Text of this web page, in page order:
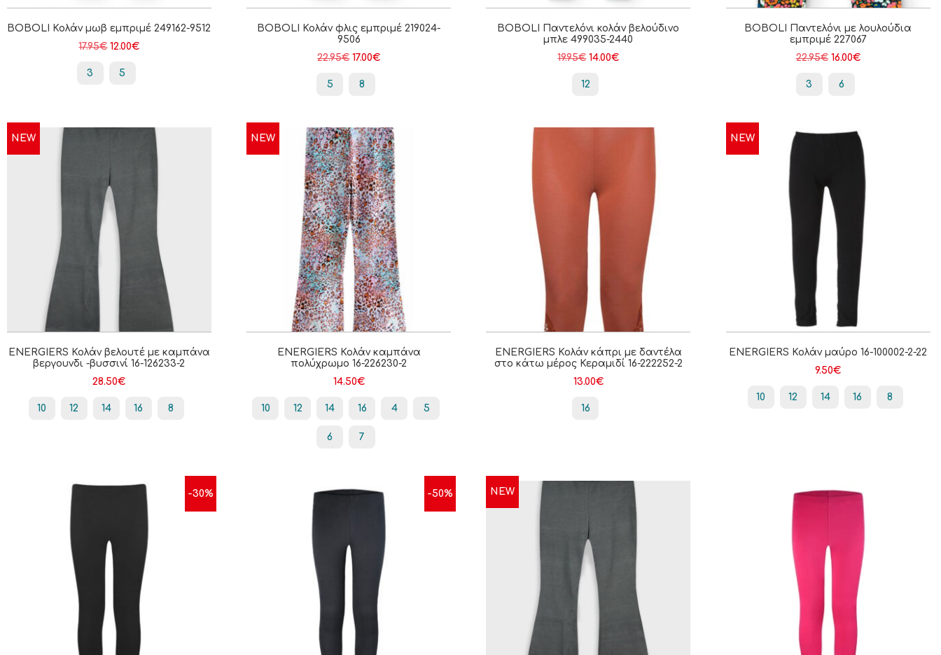
BOBOLI Κολάν μωβ εμπριμέ 249162-9512
17.95€ 12.00€
3 5
BOBOLI Κολάν φλις εμπριμέ 219024-
9506
22.95€ 17.00€
5 8
BOBOLI Παντελόνι κολάν βελούδινο
μπλε 499035-2440
19.95€ 14.00€
12
BOBOLI Παντελόνι με λουλούδια
εμπριμέ 227067
22.95€ 16.00€
3 6
NEW
ENERGIERS Κολάν βελουτέ με καμπάνα
βεργουνδι -βυσσινί 16-126233-2
28.50€
10 12 14 16 8
NEW
ENERGIERS Κολάν καμπάνα
πολύχρωμο 16-226230-2
14.50€
10 12 14 16 4 5
6 7
ENERGIERS Κολάν κάπρι με δαντέλα
στο κάτω μέρος Κεραμιδί 16-222252-2
13.00€
16
NEW
ENERGIERS Κολάν μαύρο 16-100002-2-22
9.50€
10 12 14 16 8
-30% -50% NEW